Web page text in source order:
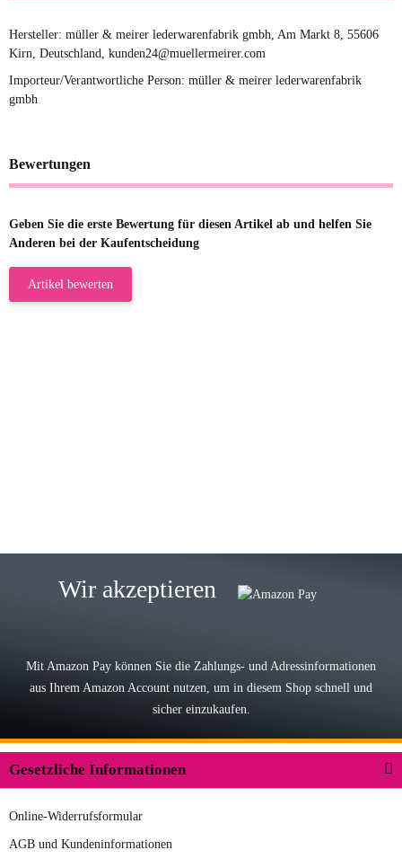
Hersteller: müller & meirer lederwarenfabrik gmbh, Am Markt 8, 55606
Kirn, Deutschland, kunden24@muellermeirer.com
Importeur/Verantwortliche Person: müller & meirer lederwarenfabrik
gmbh
Bewertungen
Geben Sie die erste Bewertung für diesen Artikel ab und helfen Sie
Anderen bei der Kaufentscheidung
Artikel bewerten
Lieferung, man kann bedenkenlos
Der Koffer macht einen sehr soliden
Wir akzeptieren
Mit Amazon Pay können Sie die Zahlungs- und Adressinformationen
aus Ihrem Amazon Account nutzen, um in diesem Shop schnell und
sicher einzukaufen.
Gesetzliche Informationen
Online-Widerrufsformular
AGB und Kundeninformationen